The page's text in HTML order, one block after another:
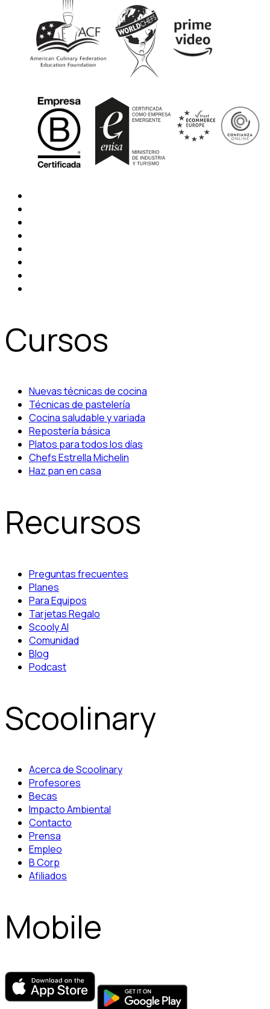
Cursos
Nuevas técnicas de cocina
Técnicas de pastelería
Cocina saludable y variada
Repostería básica
Platos para todos los días
Chefs Estrella Michelin
Haz pan en casa
Recursos
Preguntas frecuentes
Planes
Para Equipos
Tarjetas Regalo
Scooly AI
Comunidad
Blog
Podcast
Scoolinary
Acerca de Scoolinary
Profesores
Becas
Impacto Ambiental
Contacto
Prensa
Empleo
B Corp
Afiliados
Mobile